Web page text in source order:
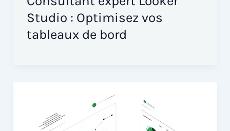
Studio : Optimisez vos
tableaux de bord